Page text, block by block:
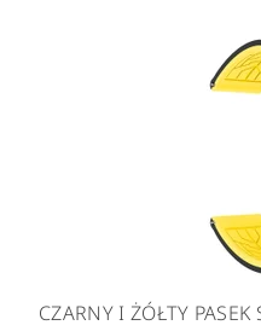
CZARNY I ŻÓŁTY